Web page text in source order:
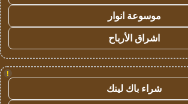
موسوعة انوار
اشراق الأرباح
!
شراء باك لينك